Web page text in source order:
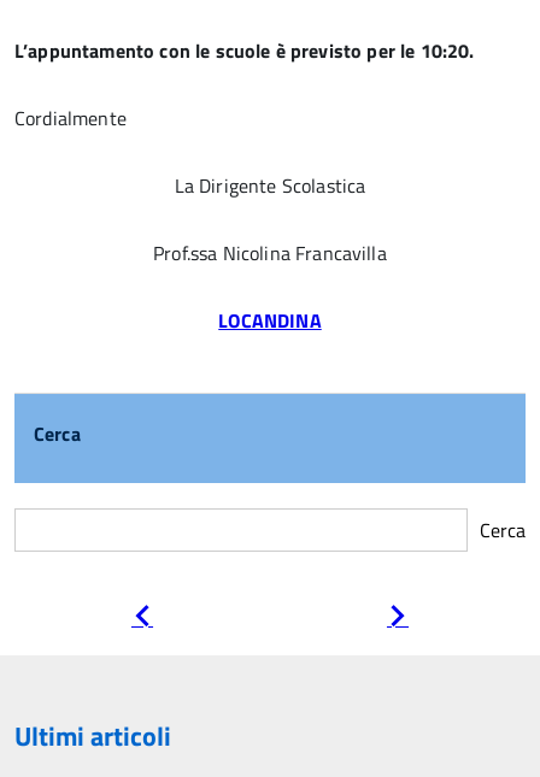
L’appuntamento con le scuole è previsto per le 10:20.
Cordialmente
La Dirigente Scolastica
Prof.ssa Nicolina Francavilla
LOCANDINA
Cerca
Cerca
Ultimi articoli